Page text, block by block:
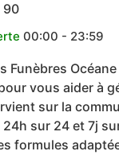
90
00:00 - 23:59
Funèbres
vous aider à
sur la
sur 24 et 7j
formules